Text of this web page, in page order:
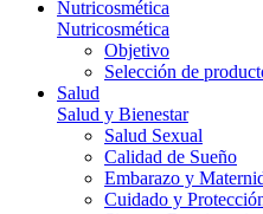
Nutricosmética
Nutricosmética
Objetivo
Selección de
Salud
Salud y Bienestar
Salud Sexual
Calidad de Sueño
Embarazo y
Cuidado y